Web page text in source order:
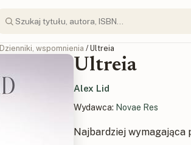
Dzienniki, wspomnienia / Ultreia
Ultreia
Alex Lid
Wydawca: Novae Res
Najbardziej wymagająca